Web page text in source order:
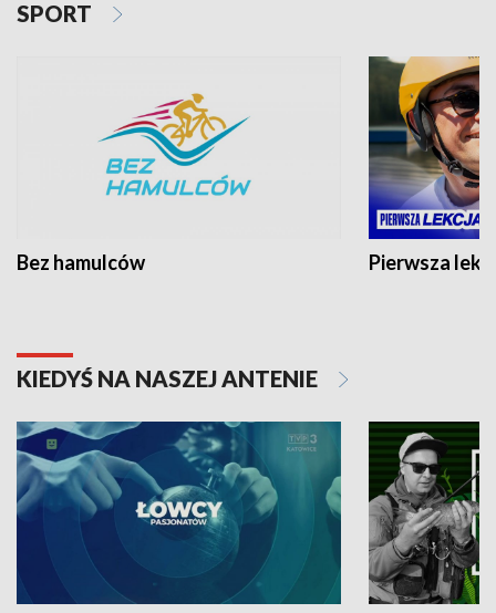
SPORT
Bez hamulców Pierwsza
KIEDYŚ NA NASZEJ ANTENIE